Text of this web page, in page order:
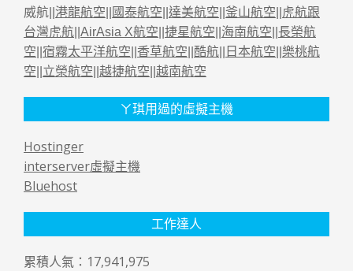
威航|| 港龍航空 國泰航空 達美航空 釜山航空
虎航跟
台灣虎航 AirAsia X航空 捷星航空 海南航空 長榮航
空 宿霧太平洋航空 香草航空 酷航 日本航空 樂桃航
空 立榮航空 越捷航空 越南航空
ㄚ琪用過的虛擬主機
Hostinger
interserver虛擬主機
Bluehost
工作達人
累積人氣：17,941,975